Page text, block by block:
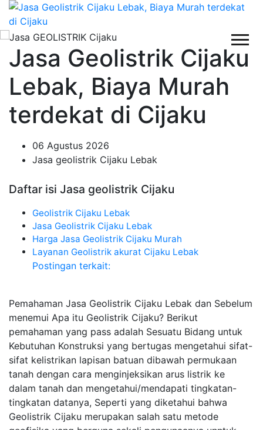
Jasa Geolistrik Cijaku
Lebak, Biaya Murah
terdekat di Cijaku
06 Agustus 2026
Jasa geolistrik Cijaku Lebak
Daftar isi Jasa geolistrik Cijaku
Geolistrik Cijaku Lebak
Jasa Geolistrik Cijaku Lebak
Harga Jasa Geolistrik Cijaku Murah
Layanan Geolistrik akurat Cijaku Lebak
Postingan terkait:
Pemahaman Jasa Geolistrik Cijaku Lebak dan Sebelum
menemui Apa itu Geolistrik Cijaku? Berikut
pemahaman yang pass adalah Sesuatu Bidang untuk
Kebutuhan Konstruksi yang bertugas mengetahui sifat-
sifat kelistrikan lapisan batuan dibawah permukaan
tanah dengan cara menginjeksikan arus listrik ke
dalam tanah dan mengetahui/mendapati tingkatan-
tingkatan datanya, Seperti yang diketahui bahwa
Geolistrik Cijaku merupakan salah satu metode